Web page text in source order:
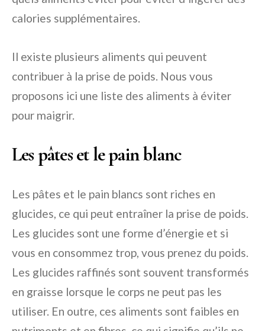
calories supplémentaires.
Il existe plusieurs aliments qui peuvent
contribuer à la prise de poids. Nous vous
proposons ici une liste des aliments à éviter
pour maigrir.
Les pâtes et le pain blanc
Les pâtes et le pain blancs sont riches en
glucides, ce qui peut entraîner la prise de poids.
Les glucides sont une forme d’énergie et si
vous en consommez trop, vous prenez du poids.
Les glucides raffinés sont souvent transformés
en graisse lorsque le corps ne peut pas les
utiliser. En outre, ces aliments sont faibles en